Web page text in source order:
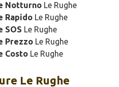
Notturno Le Rughe
Rapido Le Rughe
SOS Le Rughe
Prezzo Le Rughe
Costo Le Rughe
Le Rughe